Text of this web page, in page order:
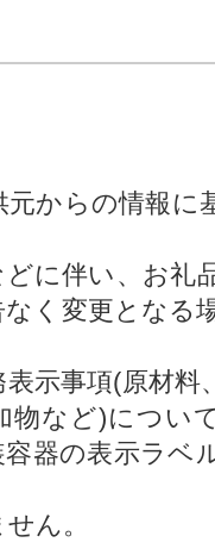
からの情報に
に伴い、お礼
く変更となる
示事項(原材料
物など)につい
器の表示ラベ
ん。